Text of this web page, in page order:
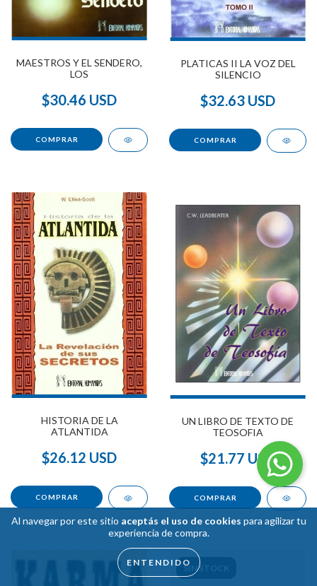
Al navegar por este sitio aceptás el uso de cookies para agilizar tu
experiencia de compra.
ENTENDIDO
MAESTROS Y EL SENDERO,
LOS
$30.46 USD
PLATICAS II LA VOZ DEL
SILENCIO
$32.63 USD
HISTORIA DE LA
ATLANTIDA
$26.12 USD
UN LIBRO DE TEXTO DE
TEOSOFIA
$21.77 USD
SIN STOCK